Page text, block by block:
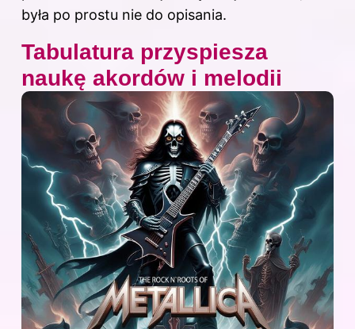
była po prostu nie do opisania.
Tabulatura przyspiesza
naukę akordów i melodii